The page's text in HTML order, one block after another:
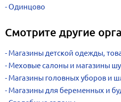
Одинцово
Смотрите другие
Магазины детской одежды,
Меховые салоны и магазины
Магазины головных уборов и
Магазины для беременных и